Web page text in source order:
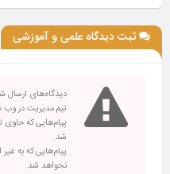
ثبت دیدگاه علمی و آموزشی
دیدگاه‌های ارسال
تیم مدیریت در
پیام‌هایی که حاوی
شد.
پیام‌هایی که به
نخواهد شد.